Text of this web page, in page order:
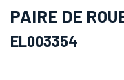
PAIRE DE
EL003354